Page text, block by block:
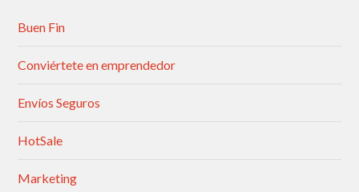
Buen Fin
Conviértete en emprendedor
Envíos Seguros
HotSale
Marketing